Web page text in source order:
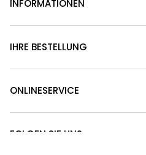
INFORMATIONEN
IHRE BESTELLUNG
ONLINESERVICE
FOLGEN SIE UNS